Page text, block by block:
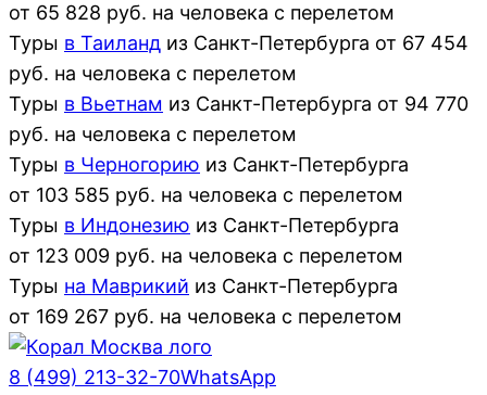
от 65 828 руб. на человека с перелетом
Туры в Таиланд из Санкт-Петербурга от 67 454
руб. на человека с перелетом
Туры в Вьетнам из Санкт-Петербурга от 94 770
руб. на человека с перелетом
Туры в Черногорию из Санкт-Петербурга
от 103 585 руб. на человека с перелетом
Туры в Индонезию из Санкт-Петербурга
от 123 009 руб. на человека с перелетом
Туры на Маврикий из Санкт-Петербурга
от 169 267 руб. на человека с перелетом
8 (499) 213-32-70WhatsApp